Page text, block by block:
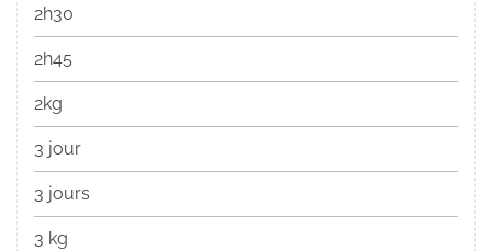
2h30
2h45
2kg
3 jour
3 jours
3 kg